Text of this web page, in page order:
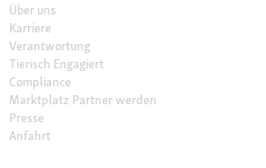
Über uns
Karriere
Verantwortung
Tierisch Engagiert
Compliance
Marktplatz Partner werden
Presse
Anfahrt